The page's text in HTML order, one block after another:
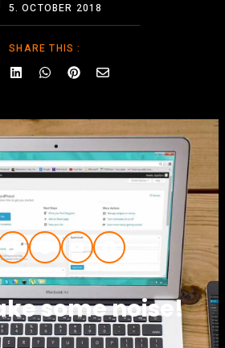
5. OCTOBER 2018
SHARE THIS :
TikTok
some noise!